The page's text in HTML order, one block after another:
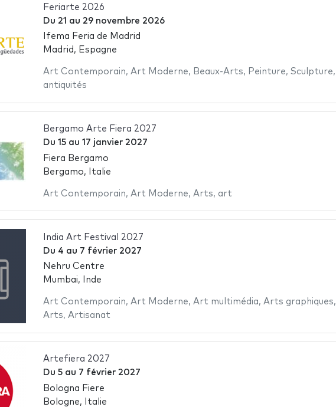
Feriarte 2026
Du 21 au 29 novembre 2026
Ifema Feria de Madrid
Madrid, Espagne
Art Contemporain, Art Moderne, Beaux-Arts, Peinture, Sculpture,
antiquités
Bergamo Arte Fiera 2027
Du 15au 17 janvier 2027
Fiera Bergamo
Bergamo, Italie
Art Contemporain, Art Moderne, Arts, art
India Art Festival 2027
Du 4 au 7 février 2027
Nehru Centre
Mumbai, Inde
Art Contemporain, Art Moderne, Art multimédia, Arts graphiques,
Arts, Artisanat
Artefiera 2027
Du 5au 7 février 2027
Bologna Fiere
Bologne, Italie